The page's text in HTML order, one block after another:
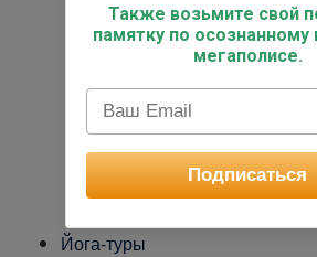
Отзывы
Подарочные сертификаты
Товары для практики
Коврик для йога-туров
Международный Йога Альянс
Йога-туры
Также возьмите свой
памятку по осознанному
мегаполисе.
Подписаться